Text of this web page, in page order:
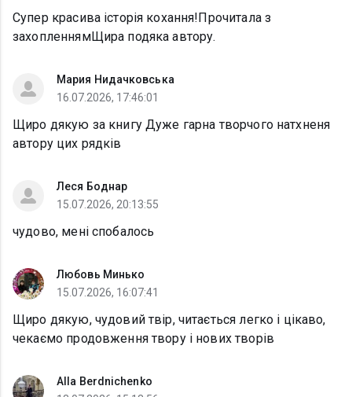
Супер красива історія кохання!Прочитала з
захопленнямЩира подяка автору.
Мария Нидачковська
16.07.2026, 17:46:01
Щиро дякую за книгу Дуже гарна творчого натхненя
автору цих рядків
Леся Боднар
15.07.2026, 20:13:55
чудово, мені спобалось
Любовь Минько
15.07.2026, 16:07:41
Щиро дякую, чудовий твір, читається легко і цікаво,
чекаємо продовження твору і нових творів
Alla Berdnichenko